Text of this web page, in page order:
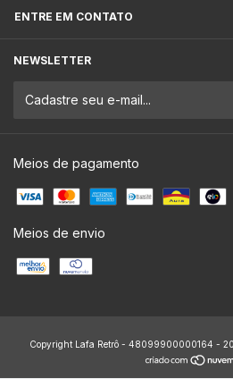
ENTRE EM CONTATO
NEWSLETTER
Meios de pagamento
Meios de envio
Copyright Lafa Retrô - 48099900000164 -